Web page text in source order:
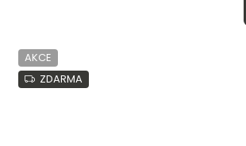
AKCE
ZDARMA